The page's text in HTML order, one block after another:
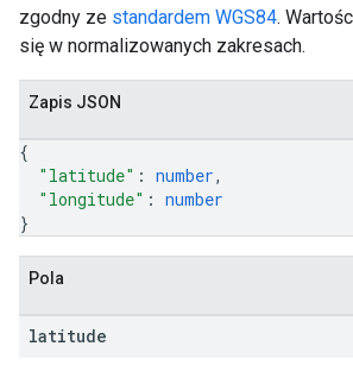
zgodny ze standardem WGS84.
się w normalizowanych zakresach.
Zapis JSON
{
"latitude" : number,
"longitude" : number
}
Pola
latitude